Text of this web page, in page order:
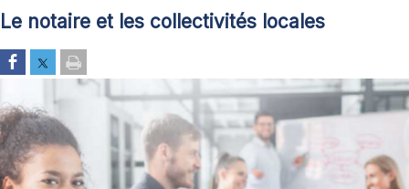
Le notaire et les collectivités locales